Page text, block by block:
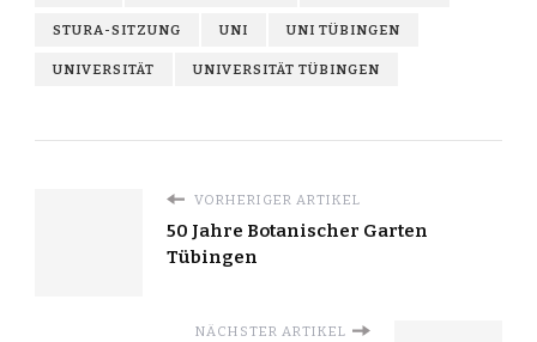
STURA-SITZUNG UNI UNI TÜBINGEN
UNIVERSITÄT UNIVERSITÄT TÜBINGEN
VORHERIGER ARTIKEL
50 Jahre Botanischer Garten
Tübingen
NÄCHSTER ARTIKEL